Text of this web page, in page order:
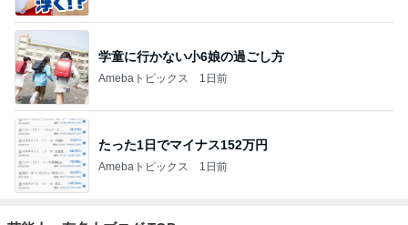
学童に行かない小6娘の過ごし方
Amebaトピックス 1日前
たった1日でマイナス152万円
Amebaトピックス 1日前